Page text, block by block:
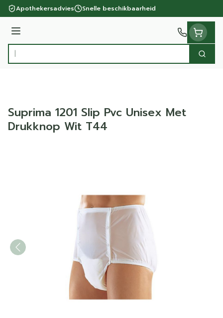
Ga naar de inhoud
Apothekersadvies Snelle beschikbaarheid
Menu
Product, merk, categorie...
Zoek
Suprima 1201 Slip Pvc Unisex Met
Drukknop Wit T44